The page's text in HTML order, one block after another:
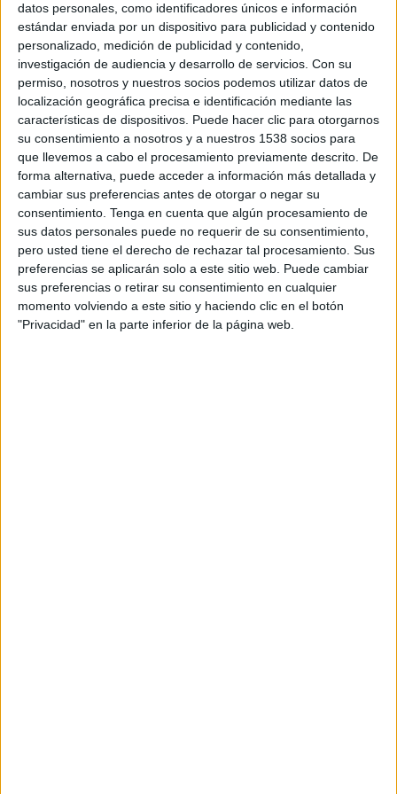
datos personales, como identificadores únicos e información
estándar enviada por un dispositivo para publicidad y contenido
personalizado, medición de publicidad y contenido,
investigación de audiencia y desarrollo de servicios. Con su
permiso, nosotros y nuestros socios podemos utilizar datos de
localización geográfica precisa e identificación mediante las
características de dispositivos. Puede hacer clic para otorgarnos
su consentimiento a nosotros y a nuestros 1538 socios para
que llevemos a cabo el procesamiento previamente descrito. De
forma alternativa, puede acceder a información más detallada y
cambiar sus preferencias antes de otorgar o negar su
consentimiento. Tenga en cuenta que algún procesamiento de
sus datos personales puede no requerir de su consentimiento,
pero usted tiene el derecho de rechazar tal procesamiento. Sus
preferencias se aplicarán solo a este sitio web. Puede cambiar
sus preferencias o retirar su consentimiento en cualquier
momento volviendo a este sitio y haciendo clic en el botón
"Privacidad" en la parte inferior de la página web.
pueden las compañías llegar a ellos y fomentar
un consumo de valor?
Con el objetivo de dar respuesta a esas
cuestiones,Darwin & VerneyMazinn
presentan ‘Cómo consume entretenimiento la
Generación Z ’, un informe que profundiza en
los hábitos de consumo de contenidos de esta
generación en sus pantallas, principalmente en lo
que se refiere a redes sociales y plataformas de
streaming. Estas son las principales conclusiones:
Series en plataformas (80,1%), vídeos en
YouTube (65,7%) y conversaciones en
podcasts (59%) son los tres contenidos y
formatos/canales más interesantes para la
Generación Z.